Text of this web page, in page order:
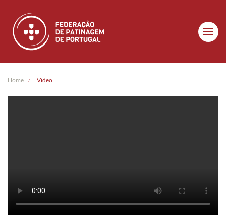
Skip to main content
Home Video